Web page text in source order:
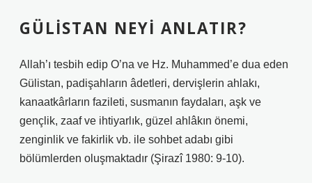
GÜLISTAN NEYI ANLATIR?
Allah’ı tesbih edip O’na ve Hz. Muhammed’e dua eden
Gülistan, padişahların âdetleri, dervişlerin ahlakı,
kanaatkârların fazileti, susmanın faydaları, aşk ve
gençlik, zaaf ve ihtiyarlık, güzel ahlâkın önemi,
zenginlik ve fakirlik vb. ile sohbet adabı gibi
bölümlerden oluşmaktadır (Şirazî 1980: 9-10).